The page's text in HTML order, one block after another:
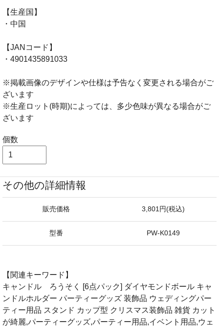
【生産国】
・中国
【JANコード】
・4901435891033
※掲載画像のデザインや仕様は予告なく変更される場合がご
ざいます
※生産ロット(時期)によっては、多少色味が異なる場合がご
ざいます
個数
その他の詳細情報
販売価格 3,801円(税込)
型番 PW-K0149
【関連キーワード】
キャンドル ろうそく [6点パック] ダイヤモンドボール キャ
ンドルホルダー パーティーグッズ 装飾品 ウェディングパー
ティー用品 スタンド カップ型 クリスマス装飾品 雑貨 カット
が綺麗,パーティーグッズ,パーティー用品,イベント用品,ウェ